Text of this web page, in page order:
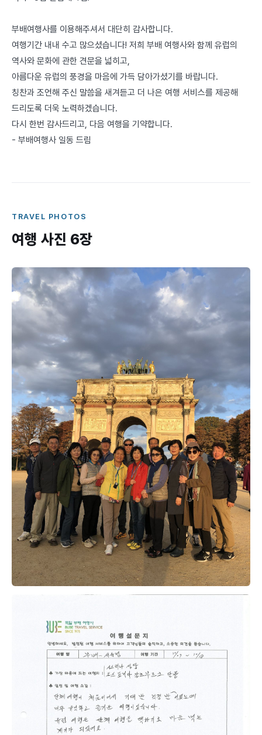
부배여행사를 이용해주셔서 대단히 감사합니다.
여행기간 내내 수고 많으셨습니다! 저희 부배 여행사와 함께 유럽의
역사와 문화에 관한 견문을 넓히고,
아름다운 유럽의 풍경을 마음에 가득 담아가셨기를 바랍니다.
칭찬과 조언해 주신 말씀을 새겨듣고 더 나은 여행 서비스를 제공해
드리도록 더욱 노력하겠습니다.
다시 한번 감사드리고, 다음 여행을 기약합니다.
- 부배여행사 일동 드림
TRAVEL PHOTOS
여행 사진 6장